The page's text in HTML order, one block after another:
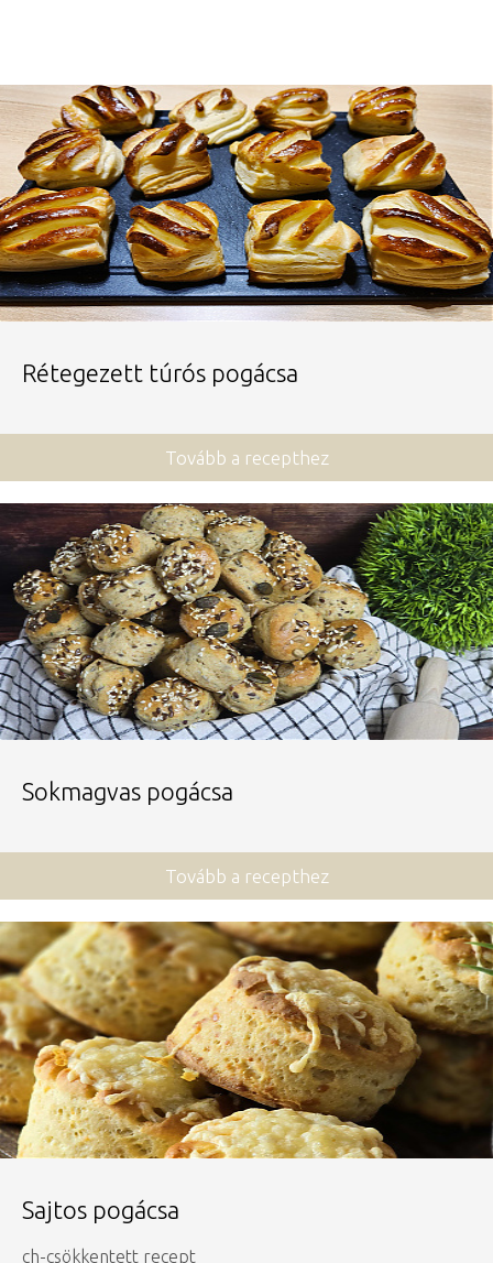
Rétegezett túrós pogácsa
Tovább a recepthez
Sokmagvas pogácsa
Tovább a recepthez
Sajtos pogácsa
ch-csökkentett recept